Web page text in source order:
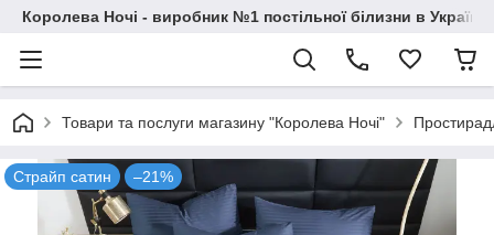
Королева Ночі - виробник №1 постільної білизни в Україні
Товари та послуги магазину "Королева Ночі"
Страйп сатин –21%